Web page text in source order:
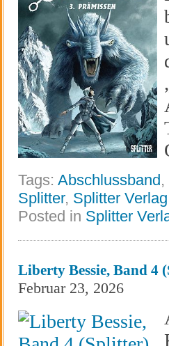
Tags: Abschlussband,
Splitter, Splitter Verlag
Posted in Splitter
Liberty Bessie, Band 4
Februar 23, 2026